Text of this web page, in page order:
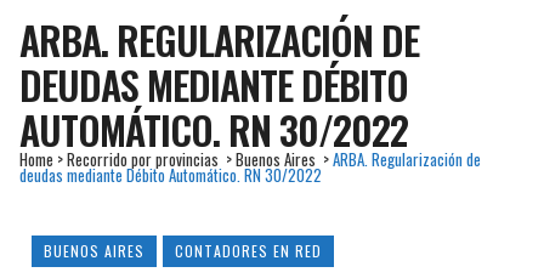
ARBA. REGULARIZACIÓN DE
DEUDAS MEDIANTE DÉBITO
AUTOMÁTICO. RN 30/2022
Home >Recorrido por provincias >Buenos Aires >ARBA. Regularización de
deudas mediante Débito Automático. RN 30/2022
BUENOS AIRES CONTADORES EN RED